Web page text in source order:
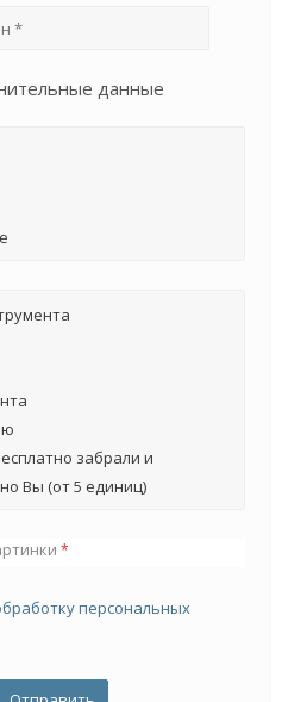
данные
забрали и
Вы (от 5 единиц)
*
персональных